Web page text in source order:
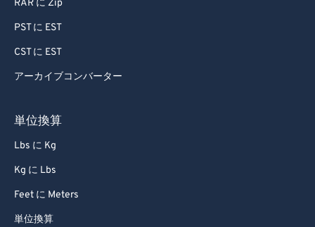
RAR に Zip
PST に EST
CST に EST
アーカイブコンバーター
単位換算
Lbs に Kg
Kg に Lbs
Feet に Meters
単位換算